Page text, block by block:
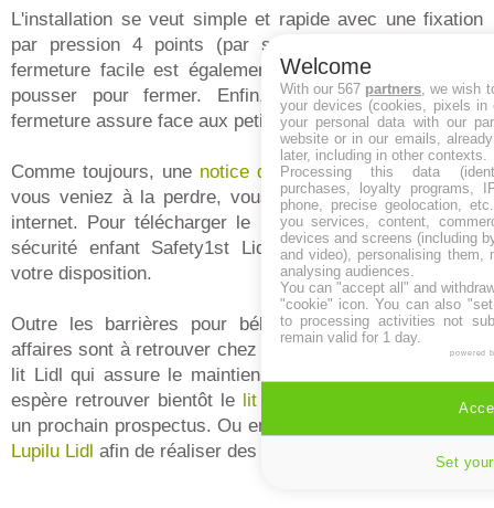
L'installation se veut simple et rapide avec une fixation
par pression 4 points (par serrage). Le système de
fermeture facile est également appréciable. Il suffit de
pousser pour fermer. Enfin, le système de double
fermeture assure face aux petits enfants les plus malins.
Comme toujours, une notice de montage
est incluse. Si
vous veniez à la perdre, vous pourrez la retrouver sur
internet. Pour télécharger le mode d'emploi barrière de
sécurité enfant Safety1st Lidl, plusieurs sites sont à
votre disposition.
Outre les barrières pour bébés Lidl, d'autres bonnes
affaires sont à retrouver chez Lidl. Comme la barrière de
lit Lidl qui assure le maintien de bébé dans son lit. On
espère retrouver bientôt le lit de voyage bébé Lidl
dans
un prochain prospectus. Ou encore un bon plan
Lupilu Lidl afin de réaliser des économies.
Welcome
With our 567 partners , we wish
your devices (cookies, pixels
your personal data with our
website or in our emails,
later, including in other contexts.
Processing this data
purchases, loyalty programs,
phone, precise geolocation,
you services, content,
devices and screens (including
and video), personalising them,
analysing audiences.
You can "accept all" and
"cookie" icon. You can also
to processing activities not
remain valid for 1 day.
powered
Set